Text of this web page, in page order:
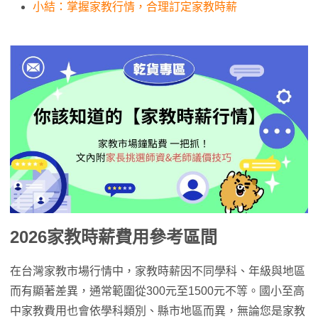
小結：掌握家教行情，合理訂定家教時薪
2026家教時薪費用參考區間
在台灣家教市場行情中，家教時薪因不同學科、年級與地區
而有顯著差異，通常範圍從300元至1500元不等。國小至高
中家教費用也會依學科類別、縣市地區而異，無論您是家教